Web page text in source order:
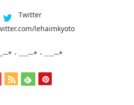
Twitter
lehaimkyoto
・‥…─*・‥…─*